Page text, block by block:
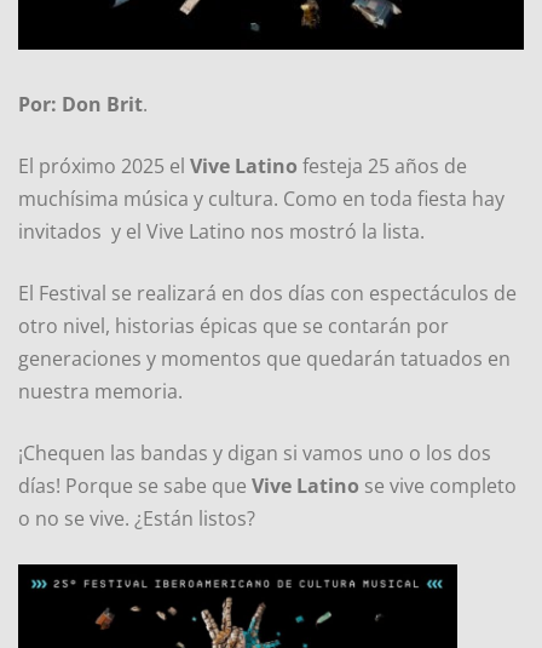
Por: Don Brit.
El próximo 2025 el Vive Latino festeja 25 años de
muchísima música y cultura. Como en toda fiesta hay
invitados y el Vive Latino nos mostró la lista.
El Festival se realizará en dos días con espectáculos de
otro nivel, historias épicas que se contarán por
generaciones y momentos que quedarán tatuados en
nuestra memoria.
¡Chequen las bandas y digan si vamos uno o los dos
días! Porque se sabe que Vive Latino se vive completo
o no se vive. ¿Están listos?